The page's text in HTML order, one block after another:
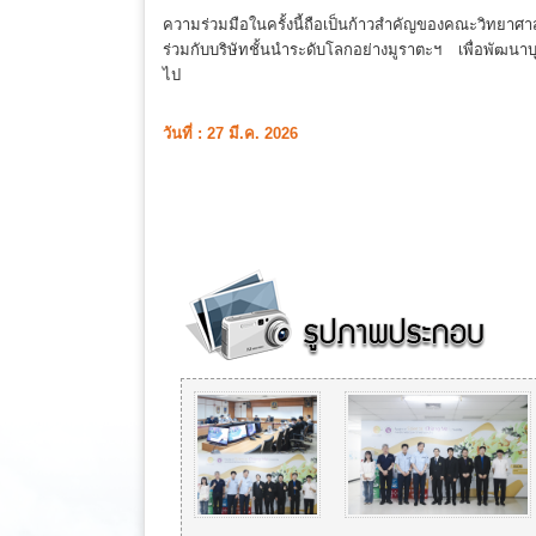
ความร่วมมือในครั้งนี้ถือเป็นก้าวสำคัญของคณะวิทยาศ
ร่วมกับบริษัทชั้นนำระดับโลกอย่างมูราตะฯ เพื่อพัฒนา
ไป
วันที่ : 27 มี.ค. 2026